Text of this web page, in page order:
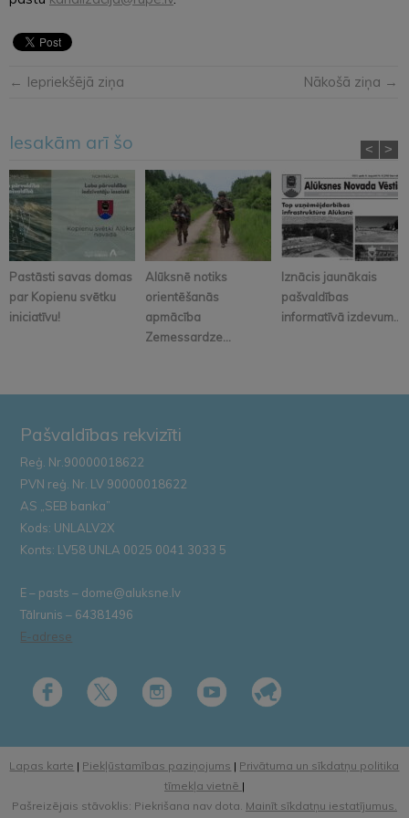
← Iepriekšējā ziņa Nākošā ziņa →
Iesakām arī šo
Pastāsti savas domas
par Kopienu svētku
iniciatīvu!
Alūksnē notiks
orientēšanās
apmācība
Zemessardze...
Iznācis jaunākais
pašvaldības
informatīvā izdevum...
< >
Pašvaldības rekvizīti
Reģ. Nr.90000018622
PVN reģ. Nr. LV 90000018622
AS „SEB banka”
Kods: UNLALV2X
Konts: LV58 UNLA 0025 0041 3033 5
E – pasts – dome@aluksne.lv
Tālrunis – 64381496
E-adrese
Lapas karte | Piekļūstamības paziņojums | Privātuma un sīkdatņu politika
tīmekļa vietnē |
Pašreizējais stāvoklis: Piekrišana nav dota. Mainīt sīkdatņu iestatījumus.